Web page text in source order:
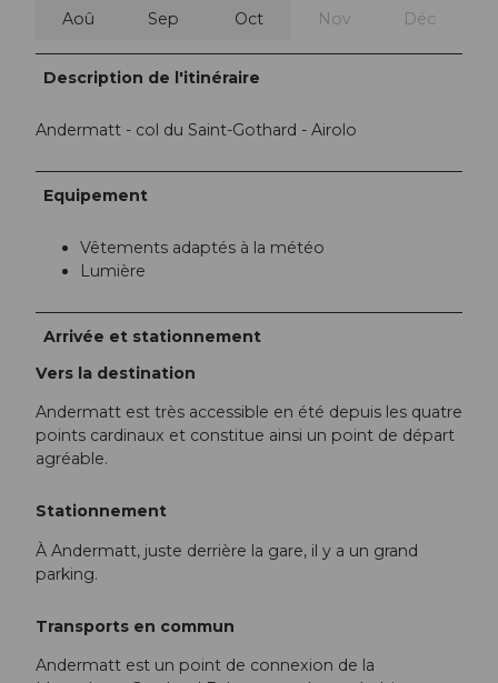
Aoû Sep Oct Nov Déc
Description de l'itinéraire
Andermatt - col du Saint-Gothard - Airolo
Equipement
Vêtements adaptés à la météo
Lumière
Arrivée et stationnement
Vers la destination
Andermatt est très accessible en été depuis les quatre
points cardinaux et constitue ainsi un point de départ
agréable.
Stationnement
À Andermatt, juste derrière la gare, il y a un grand
parking.
Transports en commun
Andermatt est un point de connexion de la